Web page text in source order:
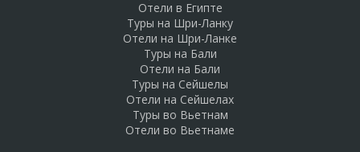
Отели в Египте
Туры на Шри-Ланку
Отели на Шри-Ланке
Туры на Бали
Отели на Бали
Туры на Сейшелы
Отели на Сейшелах
Туры во Вьетнам
Отели во Вьетнаме